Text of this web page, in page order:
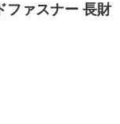
ファスナー 長財